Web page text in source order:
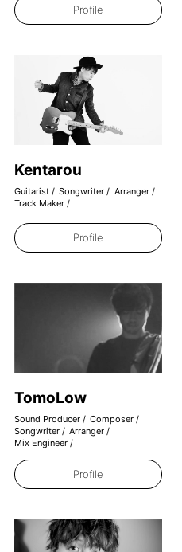
MEDAL
Profile
Kentarou
Guitarist Songwriter
Arranger
Track Maker
Profile
TomoLow
Sound Producer
Composer
Songwriter
Arranger
Mix Engineer
Profile